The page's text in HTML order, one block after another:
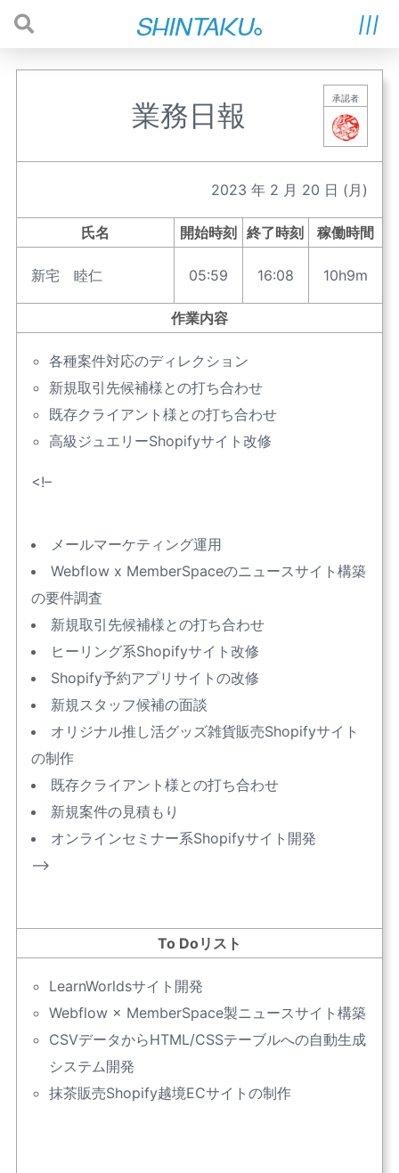
業務日報 承認者
2023 年 2 月 20 日 (月)
氏名 開始時刻 終了時刻 稼働時間
新宅 睦仁 05:59 16:08 10h9m
作業内容
各種案件対応のディレクション
新規取引先候補様との打ち合わせ
既存クライアント様との打ち合わせ
高級ジュエリーShopifyサイト改修
<!–
メールマーケティング運用
Webflow x MemberSpaceのニュースサイト構築
の要件調査
新規取引先候補様との打ち合わせ
ヒーリング系Shopifyサイト改修
Shopify予約アプリサイトの改修
新規スタッフ候補の面談
オリジナル推し活グッズ雑貨販売Shopifyサイト
の制作
既存クライアント様との打ち合わせ
新規案件の見積もり
オンラインセミナー系Shopifyサイト開発
–>
To Doリスト
LearnWorldsサイト開発
Webflow × MemberSpace製ニュースサイト構築
CSVデータからHTML/CSSテーブルへの自動生成
システム開発
抹茶販売Shopify越境ECサイトの制作